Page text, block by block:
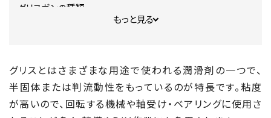
グリスガンの種類
バッテリー充電式
グリスニップルとノズルの種類
グリスニップルの種類
もっと見る
グリスとはさまざまな用途で使われる潤滑剤の一つで、
半固体または判流動性をもっているのが特長です。粘度
が高いので、回転する機械や軸受け・ベアリングに使用さ